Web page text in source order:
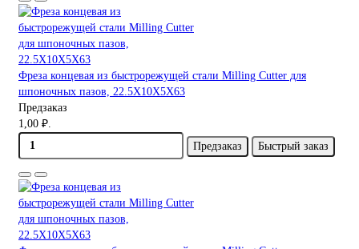
Фреза концевая из быстрорежущей стали Milling Cutter для
шпоночных пазов, 22.5X10X5X63
Предзаказ
1,00 ₽.
Предзаказ
Быстрый заказ